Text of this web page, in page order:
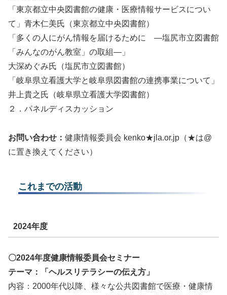
「東京都立中央図書館の健康・医療情報サービスについ
て」青木仁美氏（東京都立中央図書館）
「多くの人にがん情報を届けるために ―塩尻市立図書館
「みんなのがん教室」の取組―」
大深めぐみ氏（塩尻市立図書館）
「岐阜県立看護大学と岐阜県図書館の連携事業について」
井上貴之氏（岐阜県立看護大学図書館）
２．パネルディスカッション
お問い合わせ： 健康情報委員会 kenko★jla.or.jp（★は@
に置き換えてください）
これまでの活動
2024年度
〇2024年度健康情報委員会セミナー
テーマ：「ヘルスリテラシーの伝え方」
内容：2000年代以降、様々な公共図書館で医療・健康情